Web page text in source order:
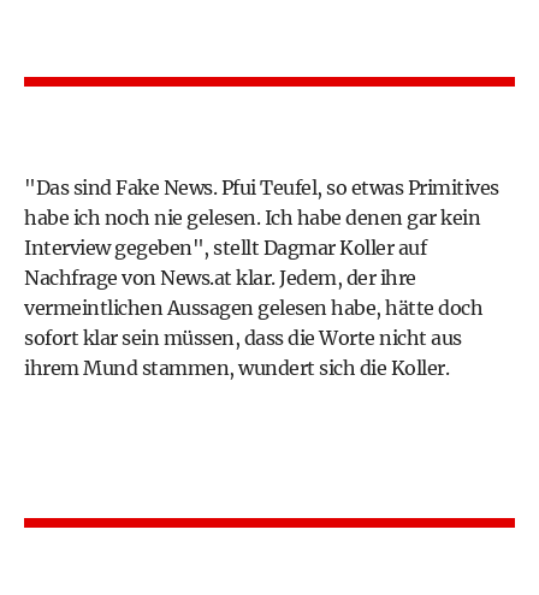
"Das sind Fake News. Pfui Teufel, so etwas Primitives
habe ich noch nie gelesen. Ich habe denen gar kein
Interview gegeben", stellt Dagmar Koller auf
Nachfrage von News.at klar. Jedem, der ihre
vermeintlichen Aussagen gelesen habe, hätte doch
sofort klar sein müssen, dass die Worte nicht aus
ihrem Mund stammen, wundert sich die Koller.